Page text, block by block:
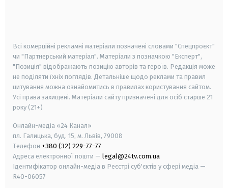
Всі комерційні рекламні матеріали позначені словами "Спецпроєкт"
чи "Партнерський матеріал". Матеріали з позначкою "Експерт",
"Позиція" відображають позицію авторів та героїв. Редакція може
не поділяти їхніх поглядів. Детальніше щодо реклами та правил
цитування можна ознайомитись в правилах користування сайтом.
Усі права захищені. Матеріали сайту призначені для осіб старше 21
року (21+)
Онлайн-медіа «24 Канал»
пл. Галицька, буд. 15, м. Львів, 79008
Телефон +380 (32) 229-77-77
Адреса електронної пошти — legal@24tv.com.ua
Ідентифікатор онлайн-медіа в Реєстрі суб'єктів у сфері медіа —
R40-06057